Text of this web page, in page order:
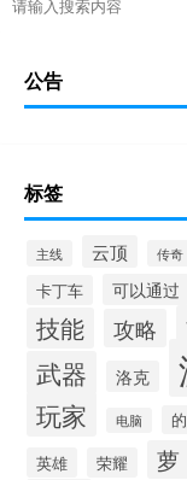
公告
标签
主线 云顶 传奇
卡丁车
可以通过
技能 攻略
武器 洛克
玩家 电脑
英雄 荣耀 萝